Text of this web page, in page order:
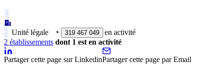
Unité légale ‣ 319 467 049
en activité
2 établissements dont 1 est en activité
Partager cette page sur LinkedinPartager cette page par Email